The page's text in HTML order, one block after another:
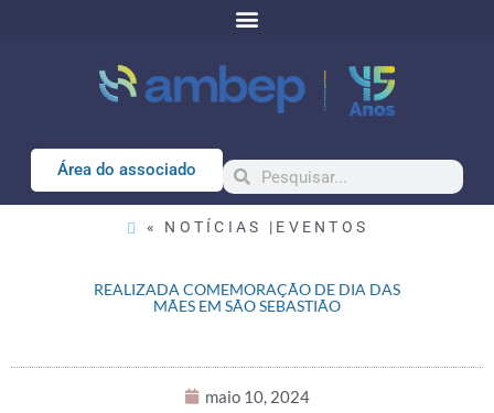
Área do associado
« NOTÍCIAS | EVENTOS
REALIZADA COMEMORAÇÃO DE DIA DAS
MÃES EM SÃO SEBASTIÃO
maio 10, 2024